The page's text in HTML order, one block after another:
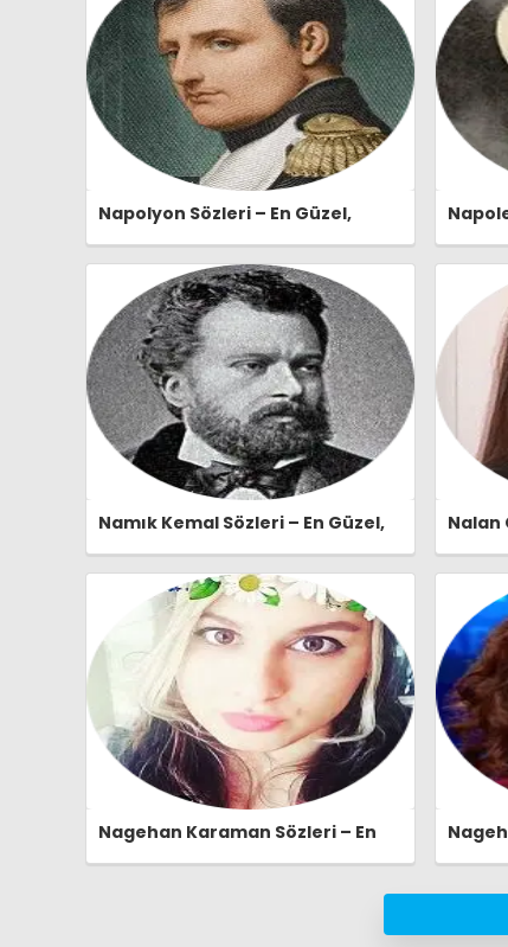
Napolyon Sözleri – En Güzel,
Namık Kemal Sözleri – En Güzel,
Nalan
Nagehan Karaman Sözleri – En